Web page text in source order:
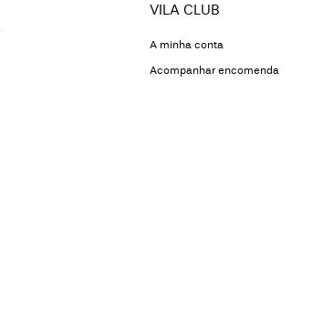
VILA CLUB
A minha conta
Acompanhar encomenda